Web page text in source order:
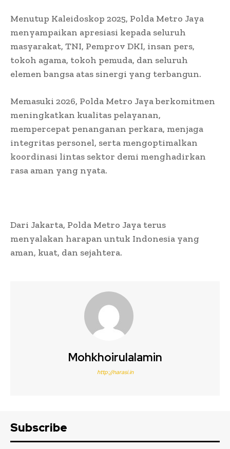
Menutup Kaleidoskop 2025, Polda Metro Jaya
menyampaikan apresiasi kepada seluruh
masyarakat, TNI, Pemprov DKI, insan pers,
tokoh agama, tokoh pemuda, dan seluruh
elemen bangsa atas sinergi yang terbangun.
Memasuki 2026, Polda Metro Jaya berkomitmen
meningkatkan kualitas pelayanan,
mempercepat penanganan perkara, menjaga
integritas personel, serta mengoptimalkan
koordinasi lintas sektor demi menghadirkan
rasa aman yang nyata.
Dari Jakarta, Polda Metro Jaya terus
menyalakan harapan untuk Indonesia yang
aman, kuat, dan sejahtera.
Mohkhoirulalamin
http://narasi.in
Subscribe